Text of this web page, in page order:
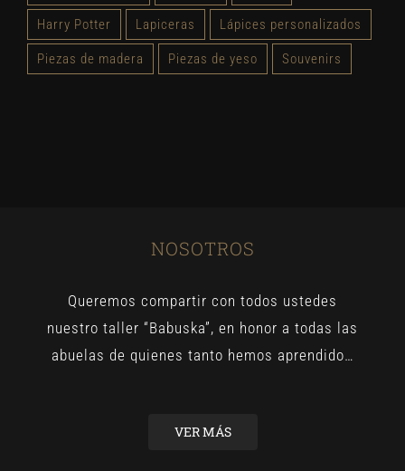
Harry Potter Lapiceras Lápices personalizados
Piezas de madera Piezas de yeso Souvenirs
NOSOTROS
Queremos compartir con todos ustedes
nuestro taller “Babuska”, en honor a todas las
abuelas de quienes tanto hemos aprendido…
VER MÁS